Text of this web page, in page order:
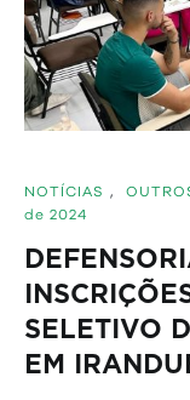
NOTÍCIAS ,
de 2024
SELETIVO
EM